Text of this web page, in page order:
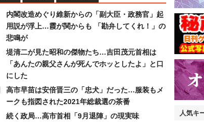
内閣改造めぐり維新からの「副大臣・政務官」起
用説が浮上…霞が関からも 「勘弁してくれ！」の
悲鳴が
堤清二が見た昭和の傑物たち…吉田茂元首相は
「あんたの親父さんが死んでホッとしたよ」と口
にした
高市早苗は安倍晋三の「忠犬」だった…服装もメ
ークも指図された2021年総裁選の茶番
続く政局…高市首相「9月退陣」の現実味
人気キ